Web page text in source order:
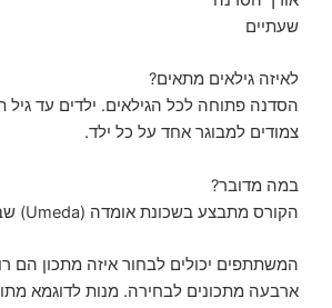
שעתיים
לאיזה גילאים מתאים?
הסדנה פתוחה לכל הגילאים. ילדים עד גיל
צמודים למבוגר אחד על כל ילד.
במה מדובר?
הקורס מתבצע בשכונת אומדה (Umeda) שבאוסקה.
המשתתפים יכולים לבחור איזה מתכון הם
ארבעה מתכונים לבחירה. מנות לדוגמא